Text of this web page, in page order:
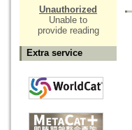
Unauthorized
Unable to
provide reading
Extra service